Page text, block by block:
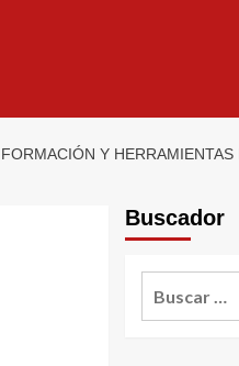
Y HERRAMIENTAS
Buscador